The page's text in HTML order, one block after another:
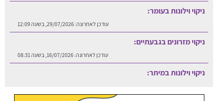
ניקוי וילונות בעומר:
עודכן לאחרונה: 29/07/2026, בשעה 12:09
ניקוי מזרונים בגבעתיים:
עודכן לאחרונה: 16/07/2026, בשעה 08:31
ניקוי וילונות במיתר: